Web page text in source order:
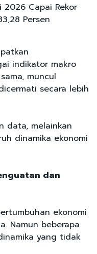
2026 Capai Rekor
Persen
indikator makro
muncul
secara lebih
data, melainkan
dinamika ekonomi
dan
ekonomi
Namun beberapa
yang tidak